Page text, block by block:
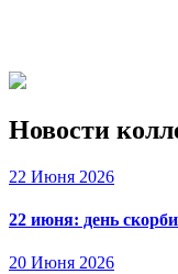
Новости
22 Июня 2026
22 июня: день
20 Июня 2026